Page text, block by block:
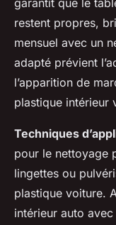
restent propres,
mensuel avec un
adapté prévient
l’apparition de
plastique intérieur
Techniques
pour le nettoyage
lingettes ou
plastique voiture.
intérieur auto